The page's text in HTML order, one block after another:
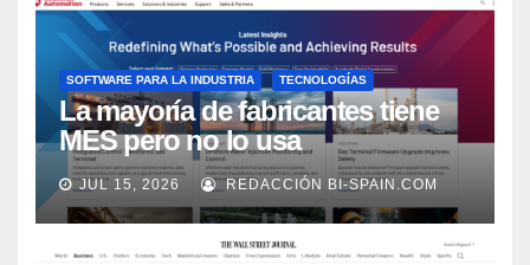
SOFTWARE PARA LA INDUSTRIA TECNOLOGÍAS
La mayoría de fabricantes tiene
MES pero no lo usa
adecuadamente, según Rockwell
Automation
JUL 15, 2026 REDACCIÓN BI-SPAIN.COM